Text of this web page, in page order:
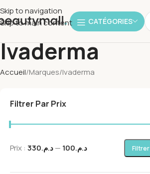
Skip to navigation
Skip to main content
CATÉGORIES
Ivaderma
Accueil Marques Ivaderma
Filtrer Par Prix
Filtrer
Prix : د.م.100 —د.م.330